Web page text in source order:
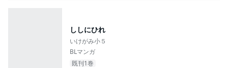
ししにひれ
いけがみ小５
BLマンガ
既刊1巻